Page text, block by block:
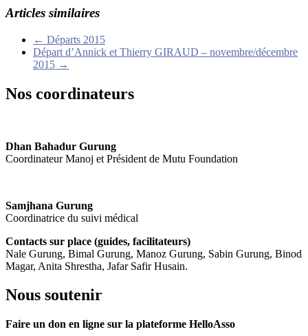
Articles similaires
← Départs 2015
Départ d’Annick et Thierry GIRAUD – novembre/décembre
2015 →
Nos coordinateurs
Dhan Bahadur Gurung
Coordinateur Manoj et Président de Mutu Foundation
Samjhana Gurung
Coordinatrice du suivi médical
Contacts sur place (guides, facilitateurs)
Nale Gurung, Bimal Gurung, Manoz Gurung, Sabin Gurung, Binod
Magar, Anita Shrestha, Jafar Safir Husain.
Nous soutenir
Faire un don en ligne sur la plateforme HelloAsso